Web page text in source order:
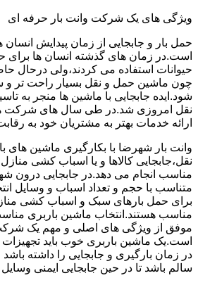
ویژگی های یک شرکت وانت بار حرفه ای
حمل بار و جابجایی از زمان پیدایش انسان
است.در زمان های گذشته انسان ها برای
حیوانات استفاده می کردند،ولی درحال
چون ماشین حمل و نقل بسیار راحت تر و
شود.ایده جابجایی با ماشین ها منجر
نقل امروزی شد.در طی سال های شرکت
ارائه خدمات بهتر به مشتریان خود به
وانت بار شهرضا با بکارگیری ماشین های
نقل،جابجایی کالاها و یا اسباب کشی
مناسب انجام می دهد.در جابجایی درون
متناسب با حجم و تعداد اسباب و وسایل
برای حمل بارهای سبک و اسباب کشی
مناسب هستند.انتخاب ماشین باربری
موفق از ویژگی های اصلی و مهم یک
است.یک ماشین باربری خوب باید تجهیزات
در زمان بارگیری و جابجایی را داشته
سالم باشد تا در حین جابجایی ایمنی وسایل